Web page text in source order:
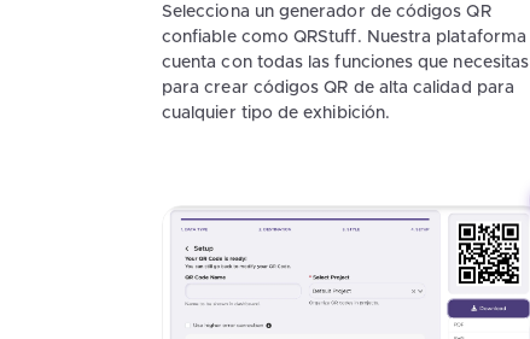
Selecciona un generador de códigos QR
confiable como QRStuff. Nuestra plataforma
cuenta con todas las funciones que necesitas
para crear códigos QR de alta calidad para
cualquier tipo de exhibición.